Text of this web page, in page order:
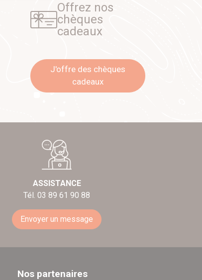
Offrez nos
chèques
cadeaux
J'offre des chèques
cadeaux
ASSISTANCE
Tél. 03 89 61 90 88
Envoyer un message
Nos partenaires